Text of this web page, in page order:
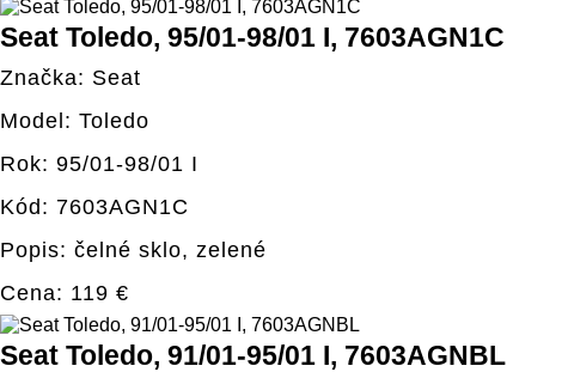
Seat Toledo, 95/01-98/01 I, 7603AGN1C
Značka: Seat
Model: Toledo
Rok: 95/01-98/01 I
Kód: 7603AGN1C
Popis: čelné sklo, zelené
Cena: 119 €
Seat Toledo, 91/01-95/01 I, 7603AGNBL